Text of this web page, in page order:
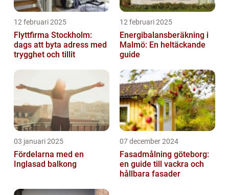
12 februari 2025
Flyttfirma Stockholm:
dags att byta adress med
trygghet och tillit
12 februari 2025
Energibalansberäkning i
Malmö: En heltäckande
guide
03 januari 2025
Fördelarna med en
Inglasad balkong
07 december 2024
Fasadmålning göteborg:
en guide till vackra och
hållbara fasader